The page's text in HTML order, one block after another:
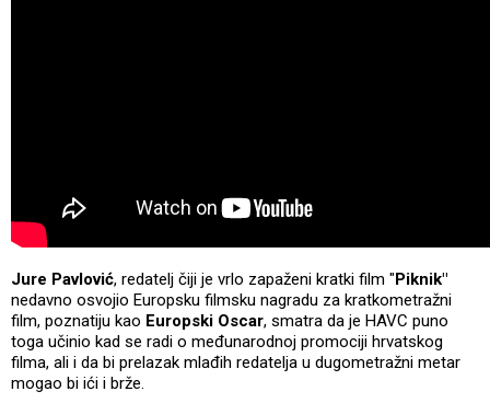
Jure Pavlović, redatelj čiji je vrlo zapaženi kratki film " Piknik"
nedavno osvojio Europsku filmsku nagradu za kratkometražni
film, poznatiju kao Europski Oscar, smatra da je HAVC puno
toga učinio kad se radi o međunarodnoj promociji hrvatskog
filma, ali i da bi prelazak mlađih redatelja u dugometražni metar
mogao bi ići i brže.